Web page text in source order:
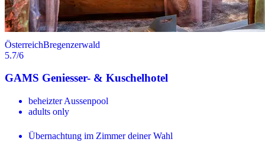
ÖsterreichBregenzerwald
5.7/6
GAMS Geniesser- & Kuschelhotel
beheizter Aussenpool
adults only
Übernachtung im Zimmer deiner Wahl